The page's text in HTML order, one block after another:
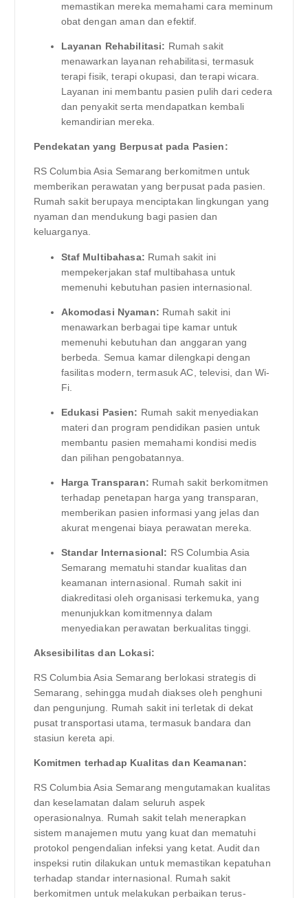
memastikan mereka memahami cara meminum
obat dengan aman dan efektif.
Layanan Rehabilitasi: Rumah sakit
menawarkan layanan rehabilitasi, termasuk
terapi fisik, terapi okupasi, dan terapi wicara.
Layanan ini membantu pasien pulih dari cedera
dan penyakit serta mendapatkan kembali
kemandirian mereka.
Pendekatan yang Berpusat pada Pasien:
RS Columbia Asia Semarang berkomitmen untuk
memberikan perawatan yang berpusat pada pasien.
Rumah sakit berupaya menciptakan lingkungan yang
nyaman dan mendukung bagi pasien dan
keluarganya.
Staf Multibahasa: Rumah sakit ini
mempekerjakan staf multibahasa untuk
memenuhi kebutuhan pasien internasional.
Akomodasi Nyaman: Rumah sakit ini
menawarkan berbagai tipe kamar untuk
memenuhi kebutuhan dan anggaran yang
berbeda. Semua kamar dilengkapi dengan
fasilitas modern, termasuk AC, televisi, dan Wi-
Fi.
Edukasi Pasien: Rumah sakit menyediakan
materi dan program pendidikan pasien untuk
membantu pasien memahami kondisi medis
dan pilihan pengobatannya.
Harga Transparan: Rumah sakit berkomitmen
terhadap penetapan harga yang transparan,
memberikan pasien informasi yang jelas dan
akurat mengenai biaya perawatan mereka.
Standar Internasional: RS Columbia Asia
Semarang mematuhi standar kualitas dan
keamanan internasional. Rumah sakit ini
diakreditasi oleh organisasi terkemuka, yang
menunjukkan komitmennya dalam
menyediakan perawatan berkualitas tinggi.
Aksesibilitas dan Lokasi:
RS Columbia Asia Semarang berlokasi strategis di
Semarang, sehingga mudah diakses oleh penghuni
dan pengunjung. Rumah sakit ini terletak di dekat
pusat transportasi utama, termasuk bandara dan
stasiun kereta api.
Komitmen terhadap Kualitas dan Keamanan:
RS Columbia Asia Semarang mengutamakan kualitas
dan keselamatan dalam seluruh aspek
operasionalnya. Rumah sakit telah menerapkan
sistem manajemen mutu yang kuat dan mematuhi
protokol pengendalian infeksi yang ketat. Audit dan
inspeksi rutin dilakukan untuk memastikan kepatuhan
terhadap standar internasional. Rumah sakit
berkomitmen untuk melakukan perbaikan terus-